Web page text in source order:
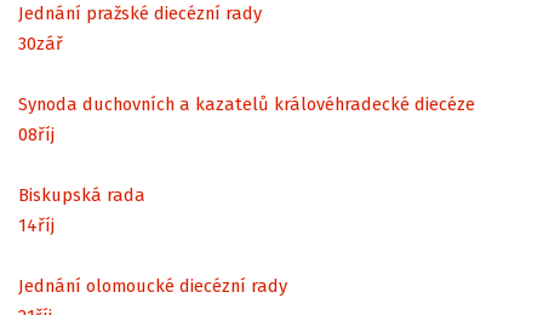
Jednání pražské diecézní rady
30zář
Synoda duchovních a kazatelů královéhradecké diecéze
08říj
Biskupská rada
14říj
Jednání olomoucké diecézní rady